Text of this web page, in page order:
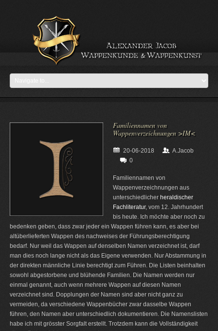
Familiennamen von
Wappenverzeichnungen >IM<
20-06-2018
A.Jacob
0
Familiennamen von
Wappenverzeichnungen aus
unterschiedlicher heraldischer
Fachliteratur, vom 12. Jahrhundert
bis heute. Ich möchte aber noch zu
bedenken geben, dass zwar jeder ein Wappen führen kann, es aber bei
altüberlieferten Wappen des nachweises der Führungsberechtigung
bedarf. Nur weil das Wappen auf denselben Namen verzeichnet ist, darf
man dies noch lange nicht als das Eigene verwenden. Nur Abstammung in
der direkten männliche Linie berechtigt zum Führen. Die Listen beinhalten
sowohl abgestorbene und blühende Familien. Die Namen werden nur
einmal genannt, auch wenn mehrere Wappen auf diesen Namen
verzeichnet sind. Dopplungen der Namen sind aber nicht ganz zu
vermeiden, da verschiedene Wappenbücher zwar dasselbe Wappen
führen, den Namen aber unterschiedlich dokumentieren. Die Namenslisten
habe ich mit grösster Sorgfalt erstellt. Trotzdem kann die Vollständigkeit